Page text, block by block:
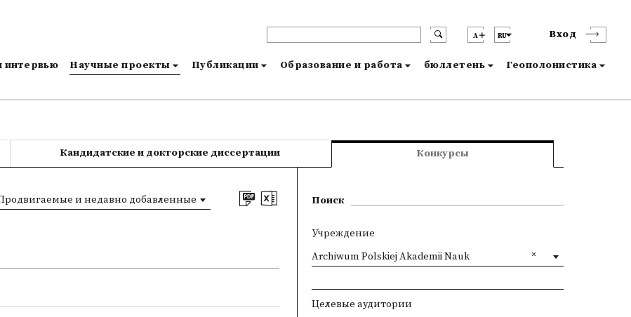
A RU Вход
интервью Научные проекты Публикации Образование и работа бюллетень Геополонистика
Кандидатские и докторские диссертации Конкурсы
и недавно добавленные Поиск
Учреждение
Archiwum Polskiej Akademii Nauk
Целевые аудитории